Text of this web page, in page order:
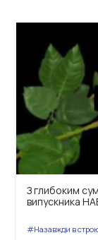
З глибоким
випускника
#Назавжди в